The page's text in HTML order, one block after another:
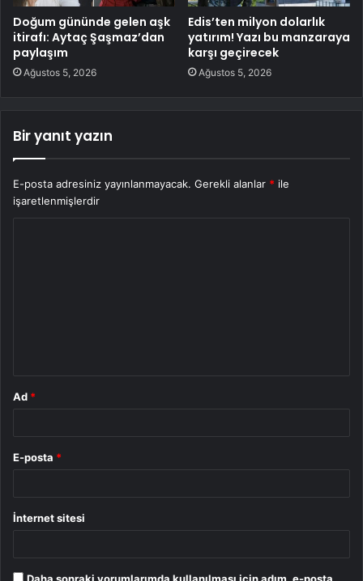
Doğum gününde gelen aşk
itirafı: Aytaç Şaşmaz’dan
paylaşım
Ağustos 5, 2026
Edis’ten milyon dolarlık
yatırım! Yazı bu manzaraya
karşı geçirecek
Ağustos 5, 2026
Bir yanıt yazın
E-posta adresiniz yayınlanmayacak. Gerekli alanlar * ile
işaretlenmişlerdir
Ad *
E-posta *
İnternet sitesi